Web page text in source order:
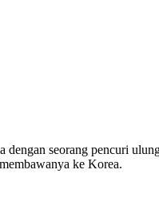
dengan seorang pencuri
ke Korea.